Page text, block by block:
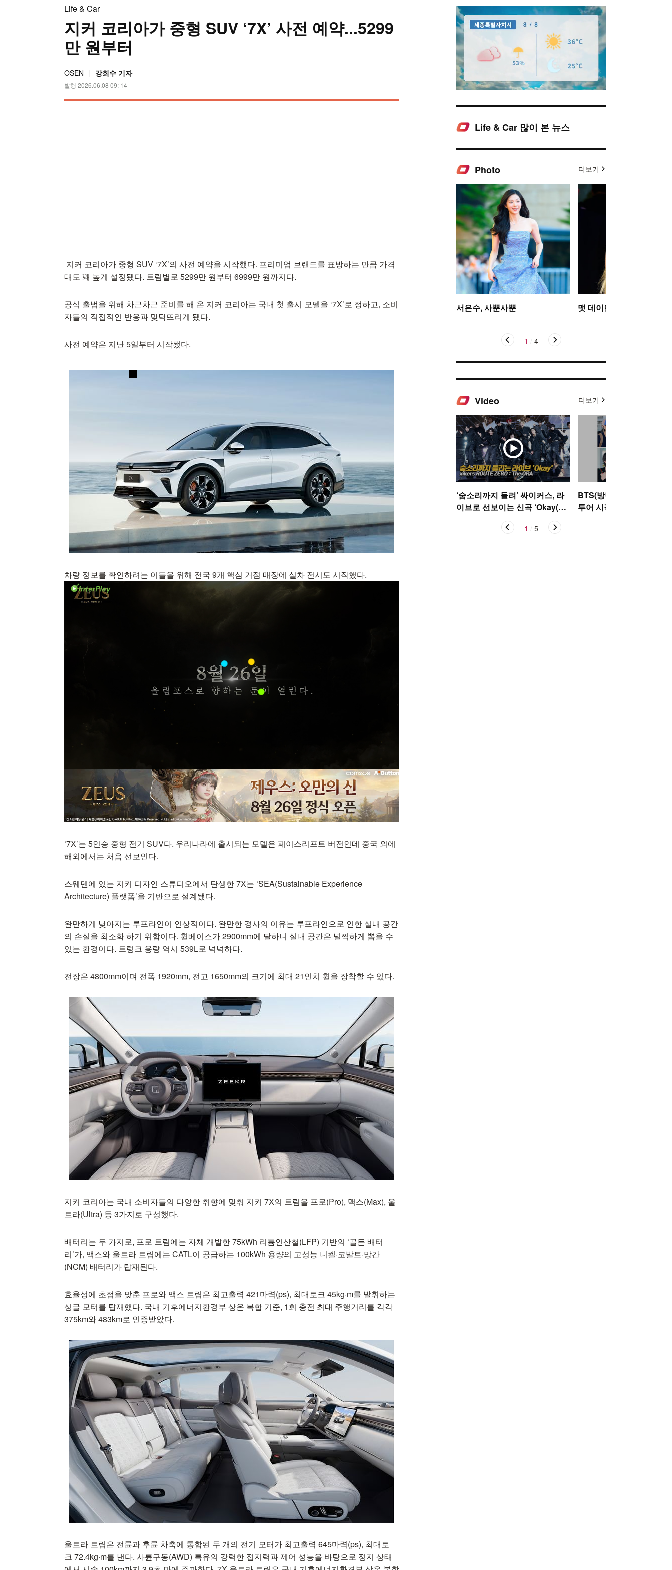
Life & Car
지커 코리아가 중형 SUV ‘7X’ 사전 예약...5299
만 원부터
OSEN 강희수 기자
발행 2026.06.08 09: 14
지커 코리아가 중형 SUV ‘7X’의 사전 예약을 시작했다. 프리미엄 브랜드를 표방하는 만큼 가격
대도 꽤 높게 설정됐다. 트림별로 5299만 원부터 6999만 원까지다.
공식 출범을 위해 차근차근 준비를 해 온 지커 코리아는 국내 첫 출시 모델을 ‘7X’로 정하고, 소비
자들의 직접적인 반응과 맞닥뜨리게 됐다.
사전 예약은 지난 5일부터 시작됐다.
차량 정보를 확인하려는 이들을 위해 전국 9개 핵심 거점 매장에 실차 전시도 시작했다.
‘7X’는 5인승 중형 전기 SUV다. 우리나라에 출시되는 모델은 페이스리프트 버전인데 중국 외에
해외에서는 처음 선보인다.
스웨덴에 있는 지커 디자인 스튜디오에서 탄생한 7X는 ‘SEA(Sustainable Experience
Architecture) 플랫폼’을 기반으로 설계됐다.
완만하게 낮아지는 루프라인이 인상적이다. 완만한 경사의 이유는 루프라인으로 인한 실내 공간
의 손실을 최소화 하기 위함이다. 휠베이스가 2900mm에 달하니 실내 공간은 널찍하게 뽑을 수
있는 환경이다. 트렁크 용량 역시 539L로 넉넉하다.
전장은 4800mm이며 전폭 1920mm, 전고 1650mm의 크기에 최대 21인치 휠을 장착할 수 있다.
지커 코리아는 국내 소비자들의 다양한 취향에 맞춰 지커 7X의 트림을 프로(Pro), 맥스(Max), 울
트라(Ultra) 등 3가지로 구성했다.
배터리는 두 가지로, 프로 트림에는 자체 개발한 75kWh 리튬인산철(LFP) 기반의 ‘골든 배터
리’가, 맥스와 울트라 트림에는 CATL이 공급하는 100kWh 용량의 고성능 니켈·코발트·망간
(NCM) 배터리가 탑재된다.
효율성에 초점을 맞춘 프로와 맥스 트림은 최고출력 421마력(ps), 최대토크 45kg·m를 발휘하는
싱글 모터를 탑재했다. 국내 기후에너지환경부 상온 복합 기준, 1회 충전 최대 주행거리를 각각
375km와 483km로 인증받았다.
울트라 트림은 전륜과 후륜 차축에 통합된 두 개의 전기 모터가 최고출력 645마력(ps), 최대토
크 72.4kg·m를 낸다. 사륜구동(AWD) 특유의 강력한 접지력과 제어 성능을 바탕으로 정지 상태
Mute
Life & Car 많이 본 뉴스
Photo 더보기
서은수, 사뿐사뿐 맷 데이먼 딸, 인형 미모
1 4
Video 더보기
‘숨소리까지 들려’ 싸이커스, 라
이브로 선보이는 신곡 ‘Okay(오
케이)’ [O! STAR]
BTS(방탄소년단), 아리랑
투어 시작 [O! STAR]
1 5